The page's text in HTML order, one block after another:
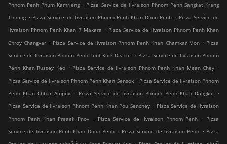
Phnom Penh Phum Kamrieng . Pizza Service de livraison Phnom Penh Sangkat Krang
Thnong . Pizza Service de livraison Phnom Penh Khan Doun Penh . Pizza Service de
livraison Phnom Penh Khan 7 Makara . Pizza Service de livraison Phnom Penh Khan
Chroy Changvar . Pizza Service de livraison Phnom Penh Khan Chamkar Mon . Pizza
Service de livraison Phnom Penh Toul Kork District . Pizza Service de livraison Phnom
Penh Khan Russey Keo . Pizza Service de livraison Phnom Penh Khan Mean Chey .
Pizza Service de livraison Phnom Penh Khan Sensok . Pizza Service de livraison Phnom
Penh Khan Chbar Ampov
. Pizza Service de livraison Phnom Penh Khan Dangkor .
Pizza Service de livraison Phnom Penh Khan Pou Senchey . Pizza Service de livraison
Phnom Penh Khan Preaek Pnov
. Pizza Service de livraison Phnom Penh . Pizza
Service de livraison Penh Khan Doun Penh . Pizza Service de livraison Penh . Pizza